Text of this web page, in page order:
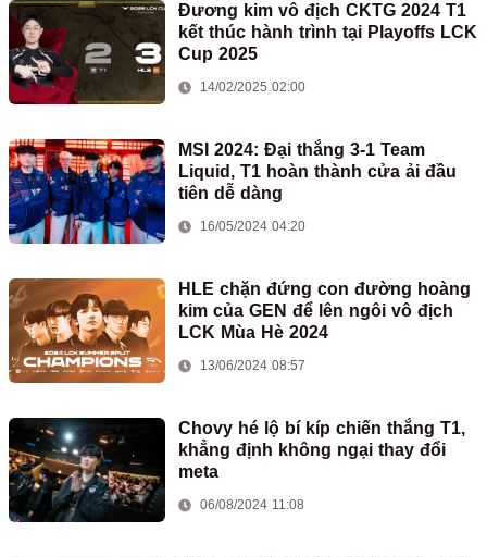
Đương kim vô địch CKTG 2024 T1
kết thúc hành trình tại Playoffs LCK
Cup 2025
14/02/2025 02:00
MSI 2024: Đại thắng 3-1 Team
Liquid, T1 hoàn thành cửa ải đầu
tiên dễ dàng
16/05/2024 04:20
HLE chặn đứng con đường hoàng
kim của GEN để lên ngôi vô địch
LCK Mùa Hè 2024
13/06/2024 08:57
Chovy hé lộ bí kíp chiến thắng T1,
khẳng định không ngại thay đổi
meta
06/08/2024 11:08